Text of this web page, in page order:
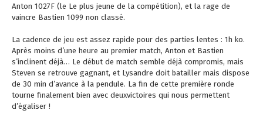
Anton 1027F (le Le plus jeune de la compétition), et la rage de
vaincre Bastien 1099 non classé.
La cadence de jeu est assez rapide pour des parties lentes : 1h ko.
Après moins d’une heure au premier match, Anton et Bastien
s’inclinent déjà… Le début de match semble déjà compromis, mais
Steven se retrouve gagnant, et Lysandre doit batailler mais dispose
de 30 min d’avance à la pendule. La fin de cette première ronde
tourne finalement bien avec deuxvictoires qui nous permettent
d’égaliser !